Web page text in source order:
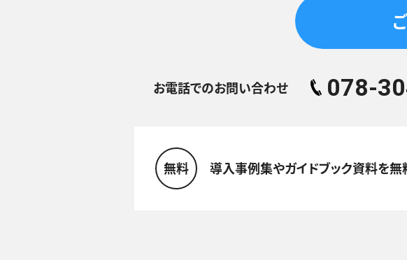
お電話でのお問い合わせ 078-
無料 導入事例集やガイドブック資料を無